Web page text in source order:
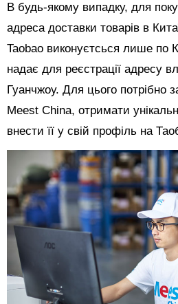
В будь-якому випадку, для
адреса доставки товарів в
Taobao виконуєтсься лише по
надає для реєстрації адресу
Гуанчжоу. Для цього потрібно
Meest China, отримати
внести її у свій профіль на